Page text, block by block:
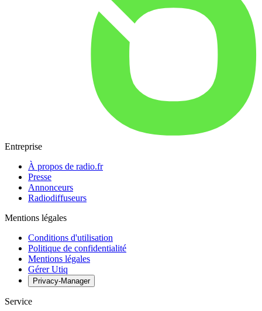
Entreprise
À propos de radio.fr
Presse
Annonceurs
Radiodiffuseurs
Mentions légales
Conditions d'utilisation
Politique de confidentialité
Mentions légales
Gérer Utiq
Privacy-Manager
Service